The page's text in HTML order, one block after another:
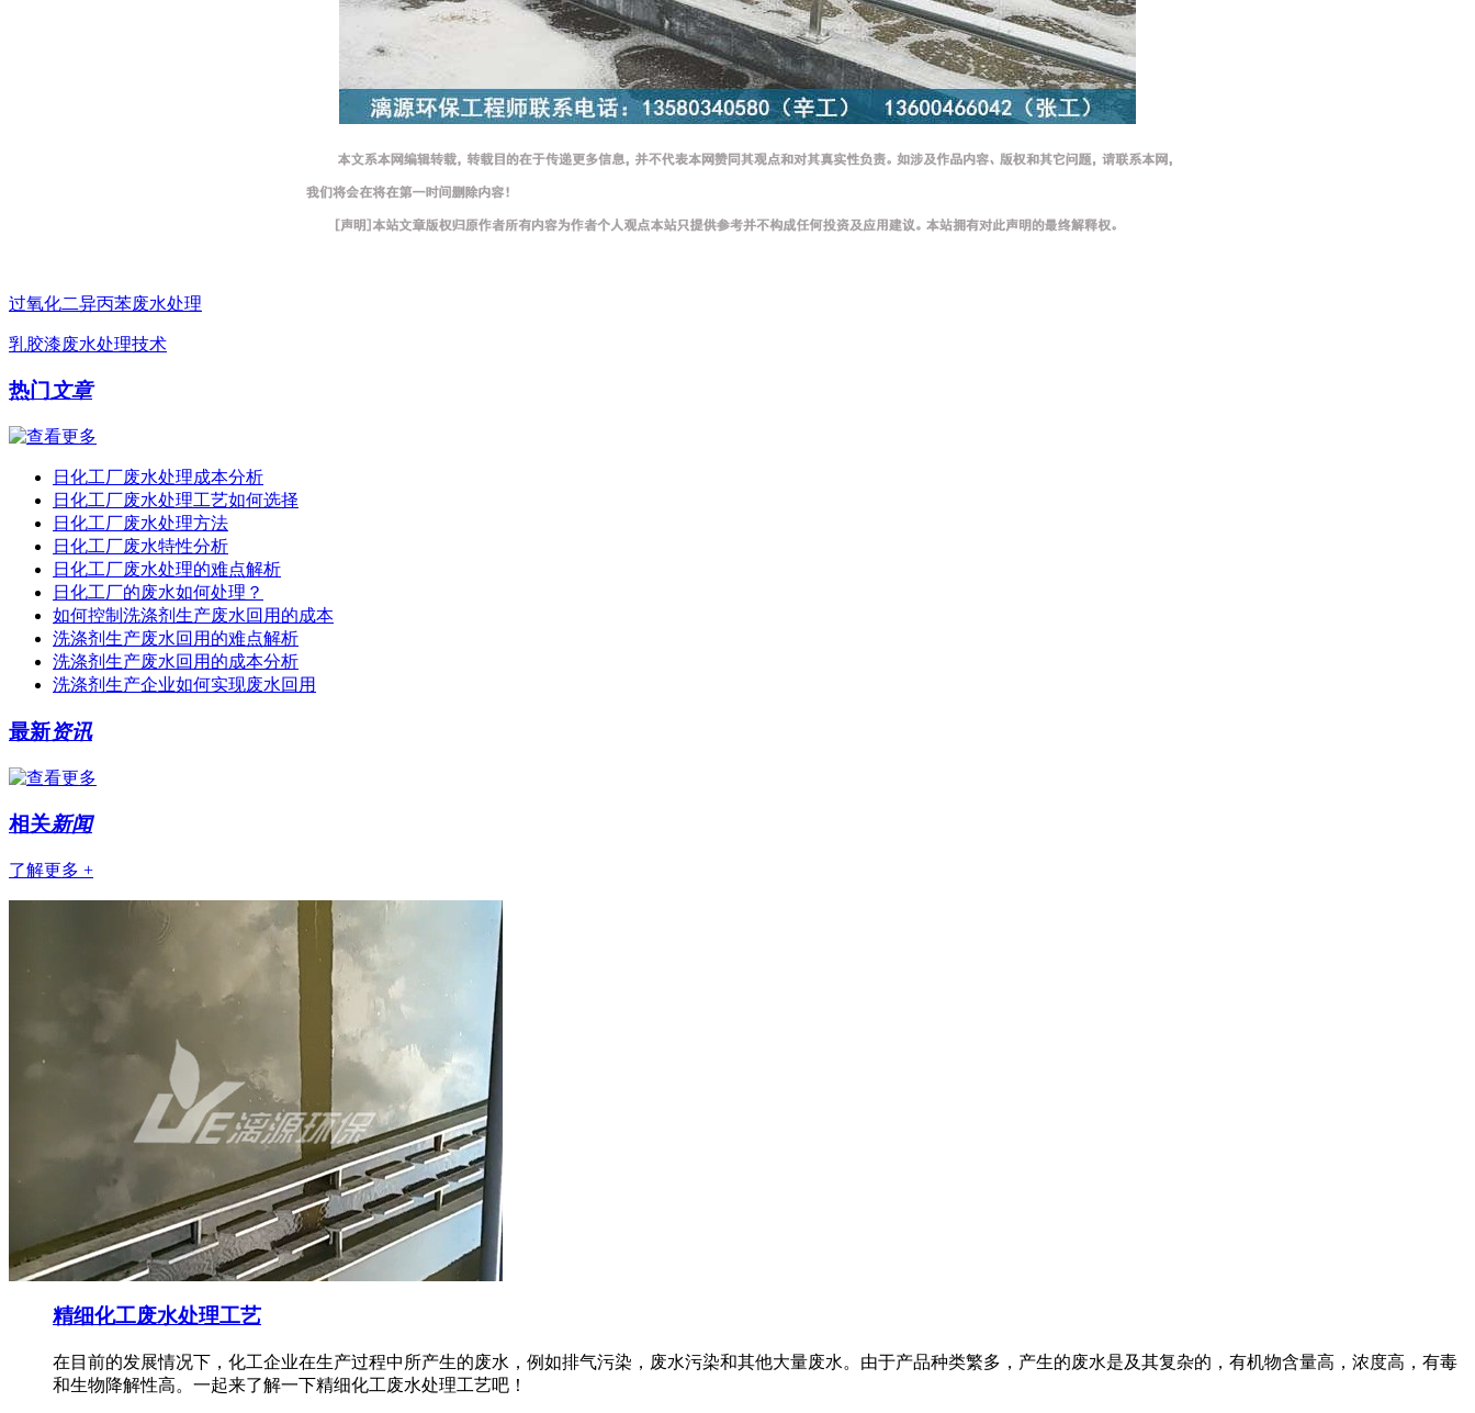
过氧化二异丙苯废水处理
乳胶漆废水处理技术
热门 文章
日化工厂废水处理成本分析
日化工厂废水处理工艺如何选择
日化工厂废水处理方法
日化工厂废水特性分析
日化工厂废水处理的难点解析
日化工厂的废水如何处理？
如何控制洗涤剂生产废水回用的成本
洗涤剂生产废水回用的难点解析
洗涤剂生产废水回用的成本分析
洗涤剂生产企业如何实现废水回用
最新资讯
相关新闻
了解更多 +
精细化工废水处理工艺
在目前的发展情况下，化工企业在生产过程中所产生的废水，例如排气污染，废水污染和其他大量废水。由于产品种类繁多，产生的废水是及其复杂的，有机物含量高，浓度高，有毒
和生物降解性高。一起来了解一下精细化工废水处理工艺吧！